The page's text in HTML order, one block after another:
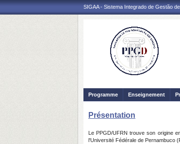
SIGAA - Sistema Integrado de Gestão
Programme Enseignement
Présentation
Le PPGD/UFRN trouve son origine
l'Université Fédérale de Pernambuco